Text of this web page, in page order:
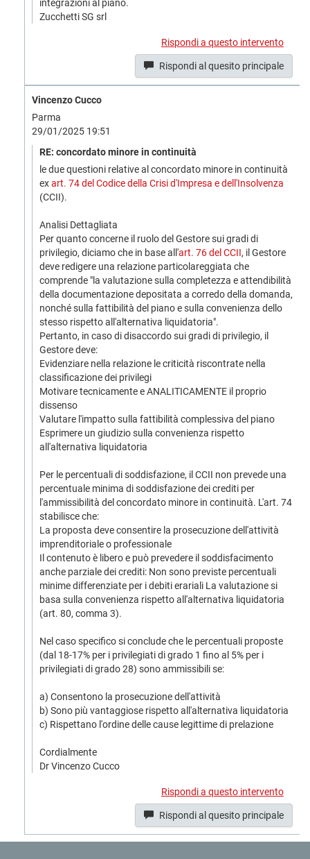
integrazioni al piano.
Zucchetti SG srl
Rispondi a questo intervento
Rispondi al quesito principale
Vincenzo Cucco
Parma
29/01/2025 19:51
RE: concordato minore in continuità
le due questioni relative al concordato minore in continuità
exart. 74 del Codice della Crisi d'Impresa e dell'Insolvenza
(CCII).
Analisi Dettagliata
Per quanto concerne il ruolo del Gestore sui gradi di
privilegio, diciamo che in base all'art. 76 del CCII, il Gestore
deve redigere una relazione particolareggiata che
comprende "la valutazione sulla completezza e attendibilità
della documentazione depositata a corredo della domanda,
nonché sulla fattibilità del piano e sulla convenienza dello
stesso rispetto all'alternativa liquidatoria".
Pertanto, in caso di disaccordo sui gradi di privilegio, il
Gestore deve:
Evidenziare nella relazione le criticità riscontrate nella
classificazione dei privilegi
Motivare tecnicamente e ANALITICAMENTE il proprio
dissenso
Valutare l'impatto sulla fattibilità complessiva del piano
Esprimere un giudizio sulla convenienza rispetto
all'alternativa liquidatoria
Per le percentuali di soddisfazione, il CCII non prevede una
percentuale minima di soddisfazione dei crediti per
l'ammissibilità del concordato minore in continuità. L'art. 74
stabilisce che:
La proposta deve consentire la prosecuzione dell'attività
imprenditoriale o professionale
Il contenuto è libero e può prevedere il soddisfacimento
anche parziale dei crediti: Non sono previste percentuali
minime differenziate per i debiti erariali La valutazione si
basa sulla convenienza rispetto all'alternativa liquidatoria
(art. 80, comma 3).
Nel caso specifico si conclude che le percentuali proposte
(dal 18-17% per i privilegiati di grado 1 fino al 5% per i
privilegiati di grado 28) sono ammissibili se:
a) Consentono la prosecuzione dell'attività
b) Sono più vantaggiose rispetto all'alternativa liquidatoria
c) Rispettano l'ordine delle cause legittime di prelazione
Cordialmente
Dr Vincenzo Cucco
Rispondi a questo intervento
Rispondi al quesito principale